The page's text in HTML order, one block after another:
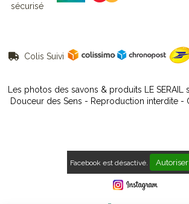
sécurisé
 Colis Suivi
Les photos des savons & produits LE
Douceur des Sens - Reproduction interdite -
Facebook est désactivé. Autoriser